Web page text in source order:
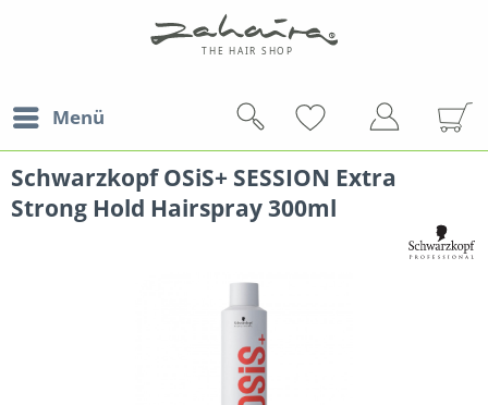
Menü
Schwarzkopf OSiS+ SESSION Extra
Strong Hold Hairspray 300ml